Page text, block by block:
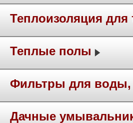
Теплоизоляция для
Теплые полы
Фильтры для воды,
Дачные